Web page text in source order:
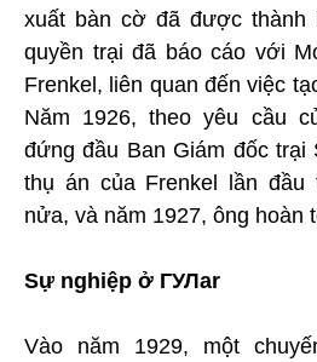
xuất bàn cờ đã được thành
quyền trại đã báo cáo với
Frenkel, liên quan đến việc
Năm 1926, theo yêu cầu
đứng đầu Ban Giám đốc trại
thụ án của Frenkel lần
nửa, và năm 1927, ông hoàn
Sự nghiệp ở ГУЛar
Vào năm 1929, một